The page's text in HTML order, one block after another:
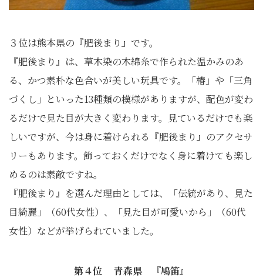
３位は熊本県の『肥後まり』です。
『肥後まり』は、草木染の木綿糸で作られた温かみのあ
る、かつ素朴な色合いが美しい玩具です。「椿」や「三角
づくし」といった13種類の模様がありますが、配色が変わ
るだけで見た目が大きく変わります。見ているだけでも楽
しいですが、今は身に着けられる『肥後まり』のアクセサ
リーもあります。飾っておくだけでなく身に着けても楽し
めるのは素敵ですね。
『肥後まり』を選んだ理由としては、「伝統があり、見た
目綺麗」（60代女性）、「見た目が可愛いから」（60代
女性）などが挙げられていました。
第４位 青森県 『鳩笛』